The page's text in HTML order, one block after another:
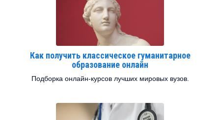
Как получить классическое гуманитарное
образование онлайн
Подборка онлайн-курсов лучших мировых вузов.